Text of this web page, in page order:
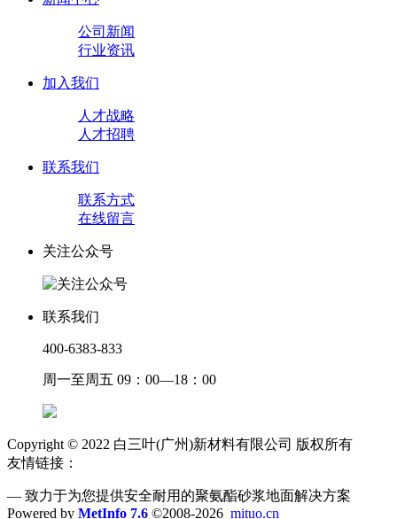
公司新闻
行业资讯
加入我们
人才战略
人才招聘
联系我们
联系方式
在线留言
关注公众号
联系我们
400-6383-833
周一至周五 09：00—18：00
Copyright © 2022 白三叶(广州)新材料有限公司 版权所有
友情链接：
— 致力于为您提供安全耐用的聚氨酯砂浆地面解决方案
Powered by MetInfo 7.6 ©2008-2026 mituo.cn